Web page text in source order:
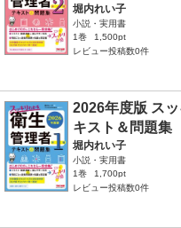
堀内れい子
小説・実用書
1巻
1,500pt
レビュー投稿数0件
2026年度版 ス
キスト＆問題集
堀内れい子
小説・実用書
1巻
1,700pt
レビュー投稿数0件